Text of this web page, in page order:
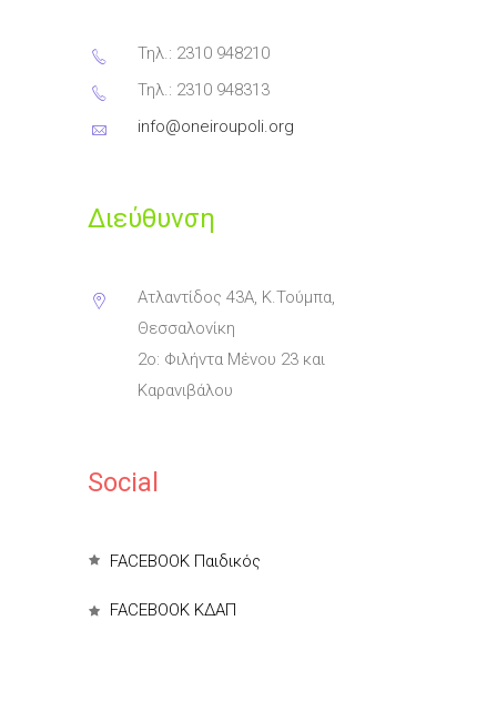
Τηλ.: 2310 948210
Τηλ.: 2310 948313
info@oneiroupoli.org
Διεύθυνση
Ατλαντίδος 43Α, Κ.Τούμπα,
Θεσσαλονίκη
2ο: Φιλήντα Μένου 23 και
Καρανιβάλου
Social
FACEBOOK Παιδικός
FACEBOOK ΚΔΑΠ